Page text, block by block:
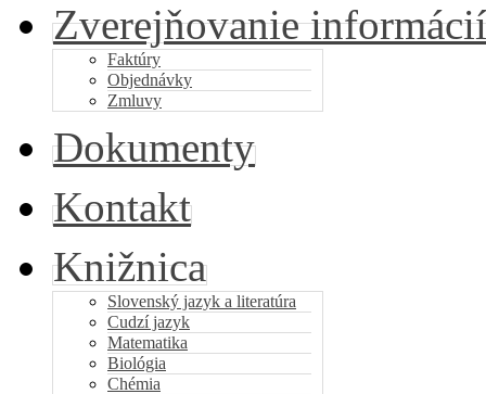
Zverejňovanie informácií
Faktúry
Objednávky
Zmluvy
Dokumenty
Kontakt
Knižnica
Slovenský jazyk a literatúra
Cudzí jazyk
Matematika
Biológia
Chémia